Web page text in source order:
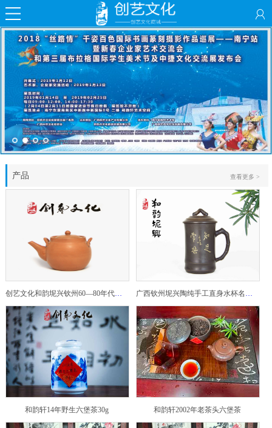
产品 查看更多 >
创艺文化和韵坭兴钦州60—80年代坭兴陶老壶——玉奎壶 广西钦州坭兴陶纯手工直身水杯名家陶瓷大师紫砂建水紫陶
和韵轩14年野生六堡茶30g 和韵轩2002年老茶头六堡茶